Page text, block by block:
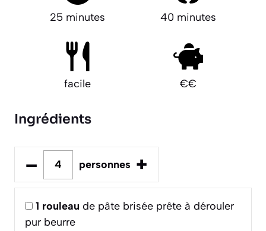
25 minutes 40 minutes
facile €€
Ingrédients
– personnes +
1 rouleau de pâte brisée prête à dérouler
pur beurre